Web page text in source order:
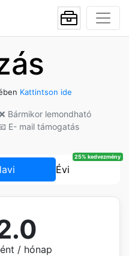
Kattintson ide
Bármikor lemondható
E- mail támogatás
Évi
25% kedvezmény
/ hónap